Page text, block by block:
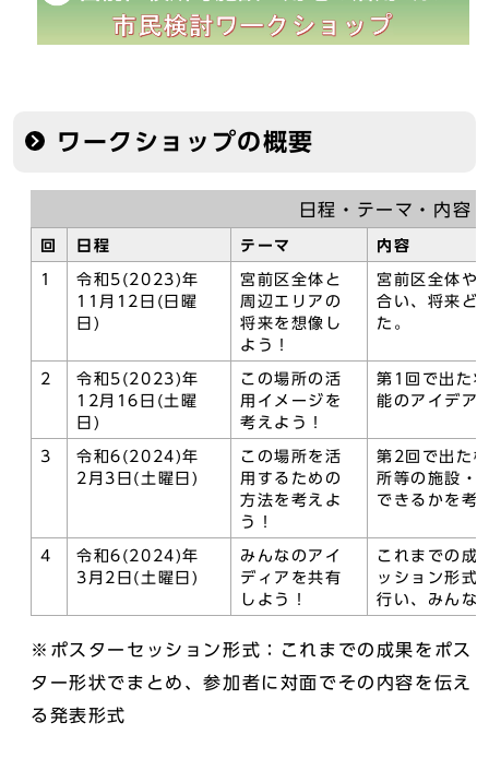
ワークショップの概要
日程・テーマ・内容
回 日程 テーマ 内容
1
令和5(2023)年
11月12日(日曜
日)
宮前区全体と
周辺エリアの
将来を想像し
よう！
宮前区全体や
合い、将来ど
た。
2
令和5(2023)年
12月16日(土曜
日)
この場所の活
用イメージを
考えよう！
第1回で出た
能のアイデア
3
令和6(2024)年
2月3日(土曜日)
この場所を活
用するための
方法を考えよ
う！
第2回で出た
所等の施設・
できるかを考
4
令和6(2024)年
3月2日(土曜日)
みんなのアイ
ディアを共有
しよう！
これまでの成
ッション形式
行い、みんな
※ポスターセッション形式：これまでの成果をポス
ター形状でまとめ、参加者に対面でその内容を伝え
る発表形式